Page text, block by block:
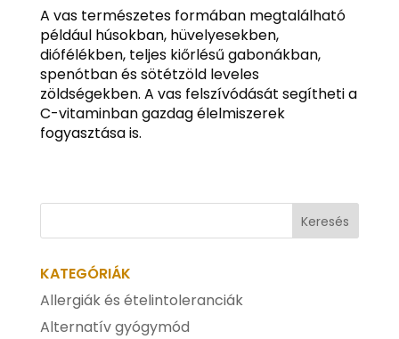
A vas természetes formában megtalálható
például húsokban, hüvelyesekben,
diófélékben, teljes kiőrlésű gabonákban,
spenótban és sötétzöld leveles
zöldségekben. A vas felszívódását segítheti a
C-vitaminban gazdag élelmiszerek
fogyasztása is.
KATEGÓRIÁK
Allergiák és ételintoleranciák
Alternatív gyógymód